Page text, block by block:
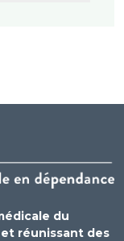
du
réunissant des